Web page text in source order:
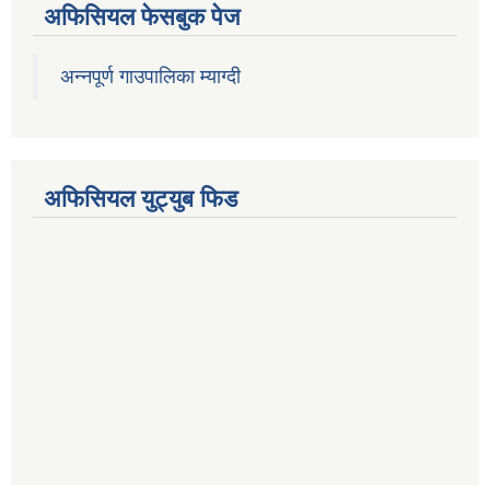
अफिसियल फेसबुक पेज
अन्नपूर्ण गाउपालिका म्याग्दी
अफिसियल युट्युब फिड